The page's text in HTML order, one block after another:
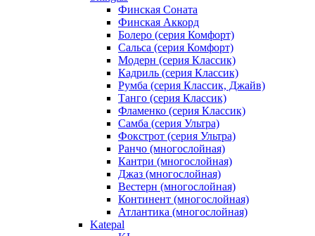
Финская Соната
Финская Аккорд
Болеро (серия Комфорт)
Сальса (серия Комфорт)
Модерн (серия Классик)
Кадриль (серия Классик)
Румба (серия Классик, Джайв)
Танго (серия Классик)
Фламенко (серия Классик)
Самба (серия Ультра)
Фокстрот (серия Ультра)
Ранчо (многослойная)
Кантри (многослойная)
Джаз (многослойная)
Вестерн (многослойная)
Континент (многослойная)
Атлантика (многослойная)
Katepal